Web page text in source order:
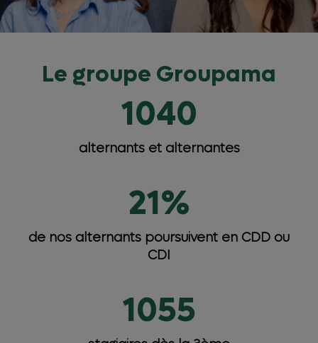
Le groupe Groupama
1040
alternants et alternantes
21%
de nos alternants poursuivent en CDD ou
CDI
1055